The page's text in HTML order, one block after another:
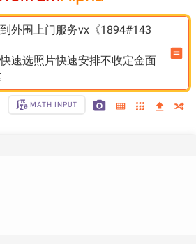
外围上门服务vx《1894#143
速选照片快速安排不收定金面
MATH INPUT